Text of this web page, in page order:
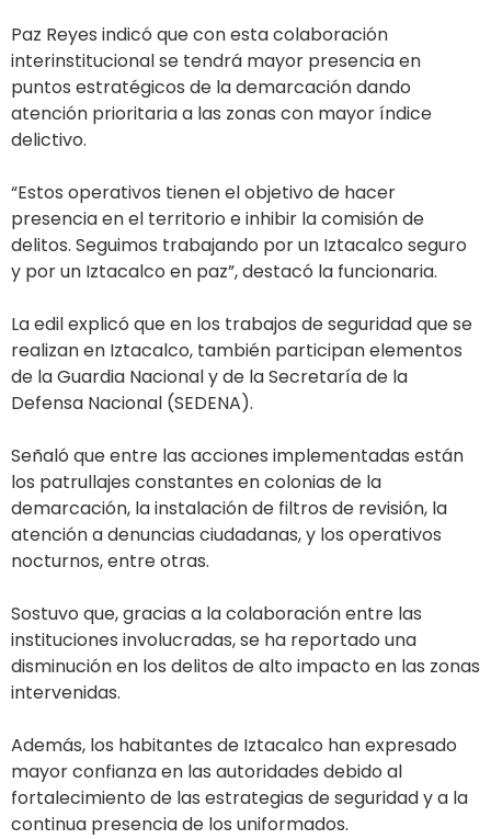
Paz Reyes indicó que con esta colaboración
interinstitucional se tendrá mayor presencia en
puntos estratégicos de la demarcación dando
atención prioritaria a las zonas con mayor índice
delictivo.
“Estos operativos tienen el objetivo de hacer
presencia en el territorio e inhibir la comisión de
delitos. Seguimos trabajando por un Iztacalco seguro
y por un Iztacalco en paz”, destacó la funcionaria.
La edil explicó que en los trabajos de seguridad que se
realizan en Iztacalco, también participan elementos
de la Guardia Nacional y de la Secretaría de la
Defensa Nacional (SEDENA).
Señaló que entre las acciones implementadas están
los patrullajes constantes en colonias de la
demarcación, la instalación de filtros de revisión, la
atención a denuncias ciudadanas, y los operativos
nocturnos, entre otras.
Sostuvo que, gracias a la colaboración entre las
instituciones involucradas, se ha reportado una
disminución en los delitos de alto impacto en las zonas
intervenidas.
Además, los habitantes de Iztacalco han expresado
mayor confianza en las autoridades debido al
fortalecimiento de las estrategias de seguridad y a la
continua presencia de los uniformados.